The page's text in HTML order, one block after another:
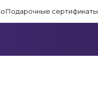
Подарочные сертификаты